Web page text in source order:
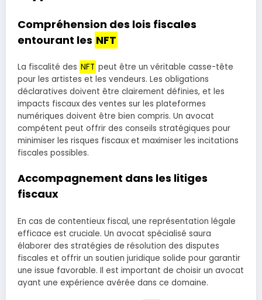
Compréhension des lois fiscales
entourant les NFT
La fiscalité des NFT peut être un véritable casse-tête
pour les artistes et les vendeurs. Les obligations
déclaratives doivent être clairement définies, et les
impacts fiscaux des ventes sur les plateformes
numériques doivent être bien compris. Un avocat
compétent peut offrir des conseils stratégiques pour
minimiser les risques fiscaux et maximiser les incitations
fiscales possibles.
Accompagnement dans les litiges
fiscaux
En cas de contentieux fiscal, une représentation légale
efficace est cruciale. Un avocat spécialisé saura
élaborer des stratégies de résolution des disputes
fiscales et offrir un soutien juridique solide pour garantir
une issue favorable. Il est important de choisir un avocat
ayant une expérience avérée dans ce domaine.